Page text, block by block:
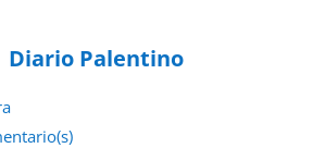
Diario Palentino